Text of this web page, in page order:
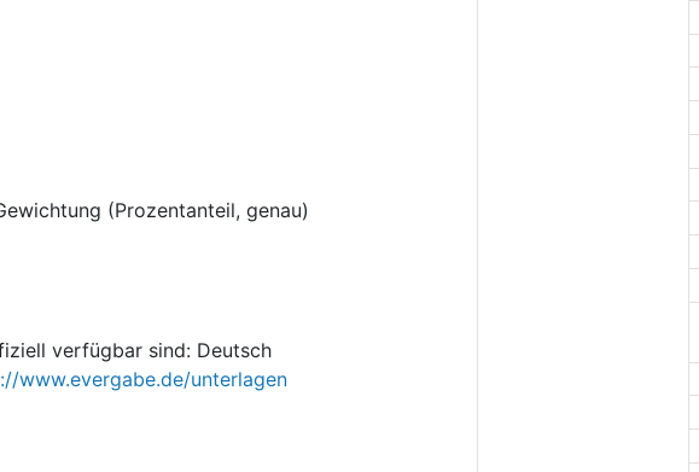
(Prozentanteil, genau)
verfügbar sind: Deutsch
www.evergabe.de/unterlagen